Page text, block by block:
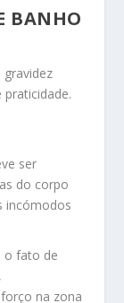
BANHO
ser
do corpo
incómodos
o fato de
na zona